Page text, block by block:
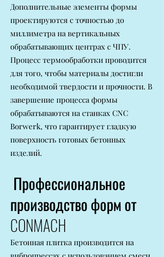
Дополнительные элементы формы
проектируются с точностью до
миллиметра на вертикальных
обрабатывающих центрах с ЧПУ.
Процесс термообработки проводится
для того, чтобы материалы достигли
необходимой твердости и прочности. В
завершение процесса формы
обрабатываются на станках CNC
Borwerk, что гарантирует гладкую
поверхность готовых бетонных
изделий.
Профессиональное
производство форм от
CONMACH
Бетонная плитка производится на